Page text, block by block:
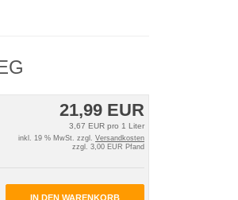
21,99 EUR
3,67 EUR pro 1 Liter
inkl. 19 % MwSt. zzgl. Versandkosten
zzgl. 3,00 EUR Pfand
IN DEN WARENKORB